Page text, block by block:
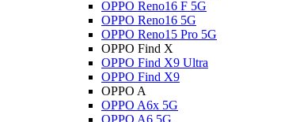
OPPO Reno16 F 5G
OPPO Reno16 5G
OPPO Reno15 Pro 5G
OPPO Find X
OPPO Find X9 Ultra
OPPO Find X9
OPPO A
OPPO A6x 5G
OPPO A6 5G